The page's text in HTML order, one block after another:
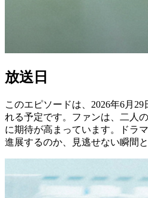
放送日
このエピソードは、2026年6月
れる予定です。ファンは、二人
に期待が高まっています。ドラ
進展するのか、見逃せない瞬間